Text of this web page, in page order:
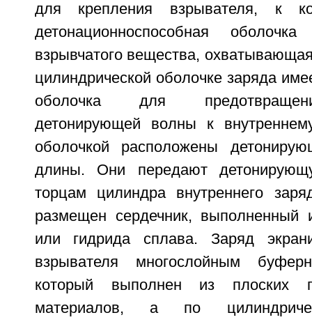
для крепления взрывателя, к
детонационноспособная
взрывчатого вещества,
цилиндрической оболочке заряда
оболочка для
детонирующей волны к
оболочкой расположены
длины. Они передают
торцам цилиндра внутреннего
размещен сердечник, выполненный
или гидрида сплава. Заряд
взрывателя многослойным
который выполнен из плоских
материалов, а по